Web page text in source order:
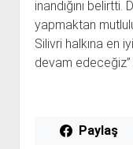
inandığını
yapmaktan
Silivri halkına en
devam edeceğiz”
Paylaş